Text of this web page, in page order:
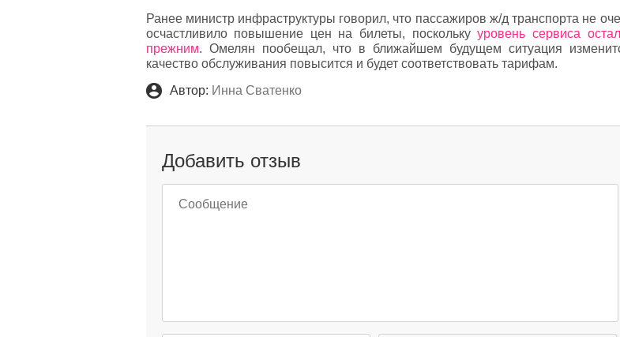
Ранее министр инфраструктуры говорил, что пассажиров ж/д транспорта не
осчастливило повышение цен на билеты, посколькууровень сервиса
прежним. Омелян пообещал, что в ближайшем будущем ситуация
качество обслуживания повысится и будет соответствовать тарифам.
Автор: Инна Сватенко
Добавить отзыв